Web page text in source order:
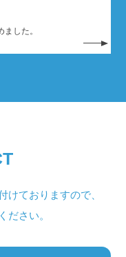
した。
けておりますので、
ださい。